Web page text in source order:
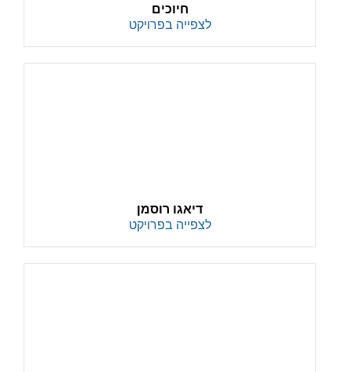
חיוכים
לצפייה בפרויקט
דיאגו רוסמן
לצפייה בפרויקט